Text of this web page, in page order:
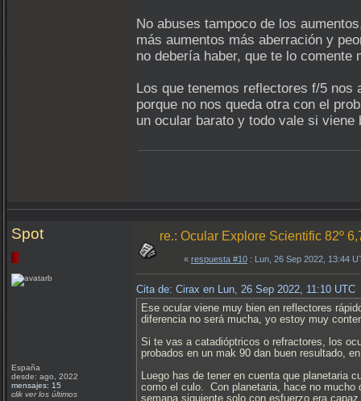
No abuses tampoco de los
más aumentos más aberración y
no debería haber, que te lo
Los que tenemos reflectores f/5 nos
porque no nos queda otra con el
un ocular barato y todo vale si
Spot
España
desde: ago, 2022
mensajes: 15
clik ver los últimos
re.: Ocular Explore Scientific 82º
« respuesta #10 : Lun, 26 Sep 2022, 13:44
Cita de: Cirax en Lun, 26 Sep 2022, 11:10 UTC
Ese ocular viene muy bien en reflectores
diferencia no será mucha, yo estoy muy
Si te vas a catadióptricos o refractores, los
probados en un mak 90 dan buen resultado,
Luego has de tener en cuenta que planetaria
como el culo. Con planetaria, hace no mucho
semana siguiente solo con esfuerzo era